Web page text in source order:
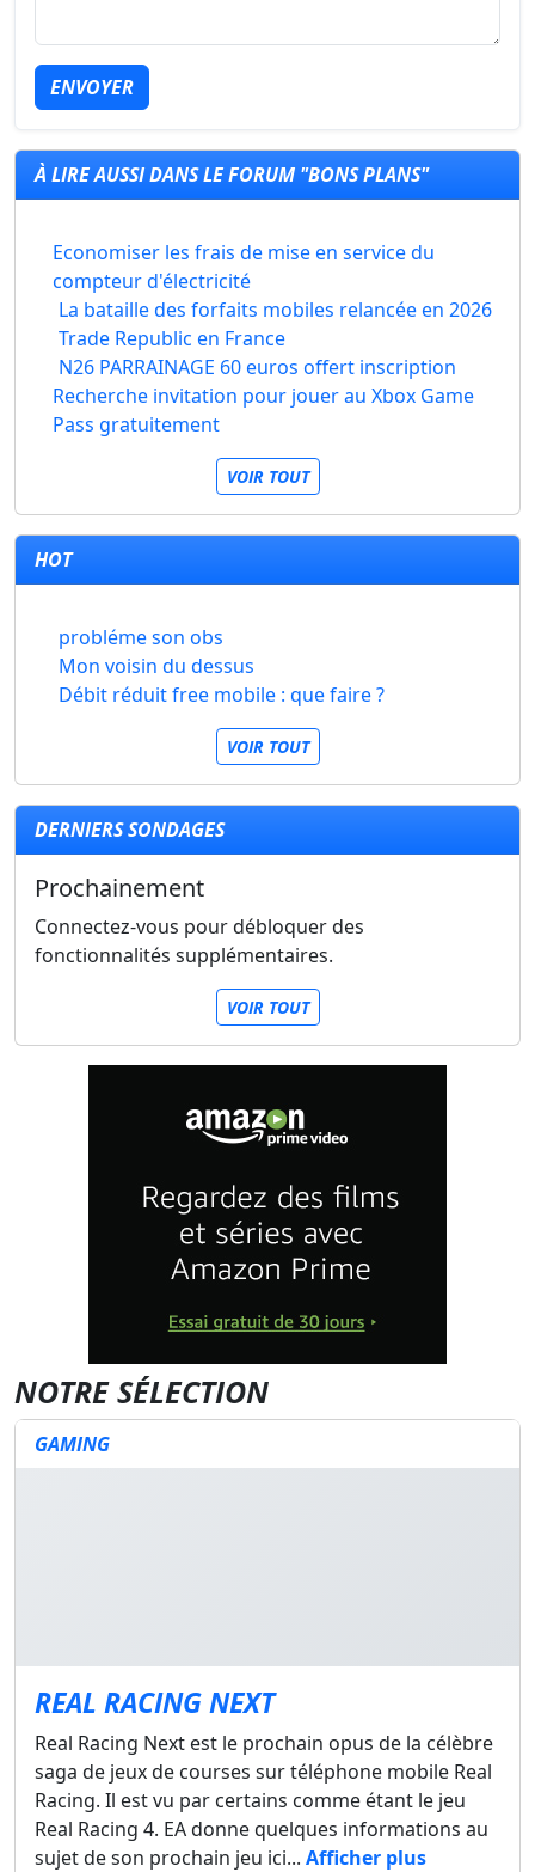
ENVOYER
À LIRE AUSSI DANS LE FORUM "BONS PLANS"
Economiser les frais de mise en service du
compteur d'électricité
La bataille des forfaits mobiles relancée en 2026
Trade Republic en France
N26 PARRAINAGE 60 euros offert inscription
Recherche invitation pour jouer au Xbox Game
Pass gratuitement
VOIR TOUT
HOT
probléme son obs
Mon voisin du dessus
Débit réduit free mobile : que faire ?
VOIR TOUT
DERNIERS SONDAGES
Prochainement
Connectez-vous pour débloquer des
fonctionnalités supplémentaires.
VOIR TOUT
NOTRE SÉLECTION
GAMING
REAL RACING NEXT
Real Racing Next est le prochain opus de la célèbre
saga de jeux de courses sur téléphone mobile Real
Racing. Il est vu par certains comme étant le jeu
Real Racing 4. EA donne quelques informations au
sujet de son prochain jeu ici... Afficher plus